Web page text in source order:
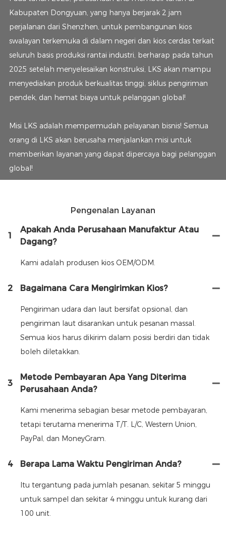
Kabupaten Dongyuan, yang hanya berjarak 2 jam
perjalanan dari Shenzhen, untuk pembangunan kios
swalayan terkemuka di dalam negeri dan kios cerdas terkait
seluruh basis produksi rantai industri, berharap pada tahun
2025 setelah menyelesaikan konstruksi, LKS akan mampu
menyediakan produk berkualitas tinggi, siklus pengiriman
pendek, dan hemat biaya untuk pelanggan global!
Misi LKS adalah mempermudah pelayanan bisnis! Semua
orang di LKS akan berusaha menjalankan misi untuk
memberikan layanan yang dapat dipercaya bagi pelanggan
global!
Pengenalan Layanan
1
Apakah Anda Perusahaan Manufaktur Atau
Dagang?
Kami adalah produsen kios OEM/ODM.
2 Bagaimana Cara Mengirimkan Kios?
Pengiriman udara dan laut bersifat opsional, dan
pengiriman laut disarankan untuk pesanan massal.
Semua kios harus dikirim dalam posisi berdiri dan tidak
boleh diletakkan.
3
Metode Pembayaran Apa Yang Diterima
Perusahaan Anda?
Kami menerima sebagian besar metode pembayaran,
tetapi terutama menerima T/T. L/C, Western Union,
PayPal, dan MoneyGram.
4 Berapa Lama Waktu Pengiriman Anda?
Itu tergantung pada jumlah pesanan, sekitar 5 minggu
untuk sampel dan sekitar 4 minggu untuk kurang dari
100 unit.